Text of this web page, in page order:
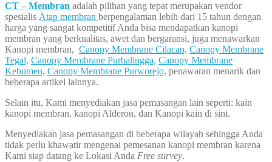
CT – Membran adalah pilihan yang tepat merupakan vendor
spesialis Atap membran berpengalaman lebih dari 15 tahun dengan
harga yang sangat kompetitif Anda bisa mendapatkan kanopi
membran yang berkualitas, awet dan bergaransi, juga menawarkan
Kanopi membran, Canopy Membrane Cilacap, Canopy Membrane
Tegal, Canopy Membrane Purbalingga, Canopy Membrane
Kebumen, Canopy Membrane Purworejo, penawaran menarik dan
beberapa artikel lainnya.
Selain itu, Kami menyediakan jasa pemasangan lain seperti: kain
kanopi membran, kanopi Alderon, dan Kanopi kain di sini.
Menyediakan jasa pemasangan di beberapa wilayah sehingga Anda
tidak perlu khawatir mengenai pemesanan kanopi membran karena
Kami siap datang ke Lokasi Anda Free survey.